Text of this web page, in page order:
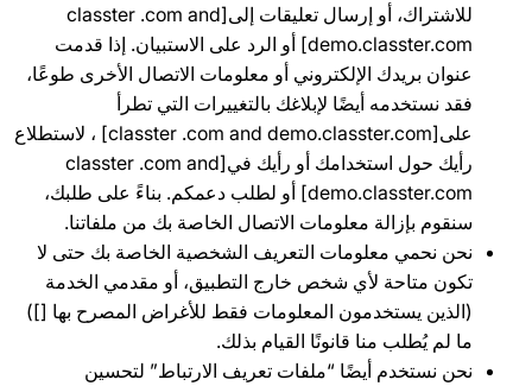
للاشتراك، أو إرسال تعليقات إلى[classter .com and
demo.classter.com] أو الرد على الاستبيان. إذا قدمت
عنوان بريدك الإلكتروني أو معلومات الاتصال الأخرى طوعًا،
فقد نستخدمه أيضًا لإبلاغك بالتغييرات التي تطرأ
على[classter .com and demo.classter.com] ، لاستطلاع
رأيك حول استخدامك أو رأيك في[classter .com and
demo.classter.com] أو لطلب دعمكم. بناءً على طلبك،
سنقوم بإزالة معلومات الاتصال الخاصة بك من ملفاتنا.
نحن نحمي معلومات التعريف الشخصية الخاصة بك حتى لا
تكون متاحة لأي شخص خارج التطبيق، أو مقدمي الخدمة
(الذين يستخدمون المعلومات فقط للأغراض المصرح بها [])
ما لم يُطلب منا قانونًا القيام بذلك.
نحن نستخدم أيضًا “ملفات تعريف الارتباط” لتحسين